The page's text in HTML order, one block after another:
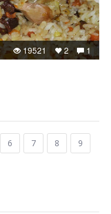
1
2
19521
6 7 8
9